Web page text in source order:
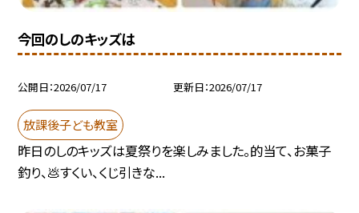
今回のしのキッズは
公開日 2026/07/17 更新日 2026/07/17
放課後子ども教室
昨日のしのキッズは夏祭りを楽しみました。的当て、お菓子
釣り、💩すくい、くじ引きな...